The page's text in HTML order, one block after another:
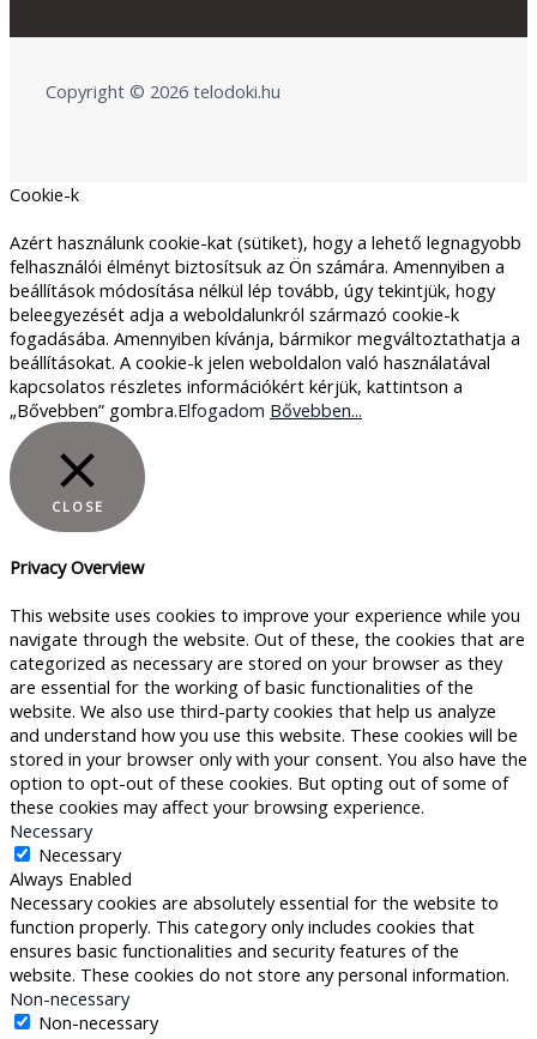
Copyright © 2026 telodoki.hu
Cookie-k
Azért használunk cookie-kat (sütiket), hogy a lehető legnagyobb
felhasználói élményt biztosítsuk az Ön számára. Amennyiben a
beállítások módosítása nélkül lép tovább, úgy tekintjük, hogy
beleegyezését adja a weboldalunkról származó cookie-k
fogadásába. Amennyiben kívánja, bármikor megváltoztathatja a
beállításokat. A cookie-k jelen weboldalon való használatával
kapcsolatos részletes információkért kérjük, kattintson a
„Bővebben” gombra.Elfogadom Bővebben...
CLOSE
Privacy Overview
This website uses cookies to improve your experience while you
navigate through the website. Out of these, the cookies that are
categorized as necessary are stored on your browser as they
are essential for the working of basic functionalities of the
website. We also use third-party cookies that help us analyze
and understand how you use this website. These cookies will be
stored in your browser only with your consent. You also have the
option to opt-out of these cookies. But opting out of some of
these cookies may affect your browsing experience.
Necessary
Necessary
Always Enabled
Necessary cookies are absolutely essential for the website to
function properly. This category only includes cookies that
ensures basic functionalities and security features of the
website. These cookies do not store any personal information.
Non-necessary
Non-necessary